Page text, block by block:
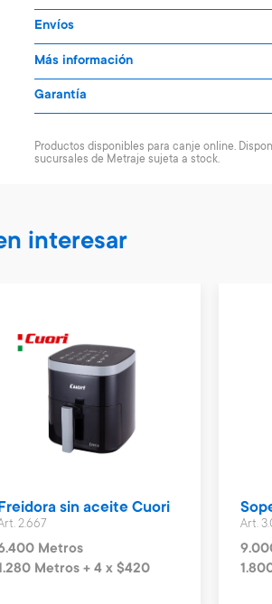
Envíos
Más información
Garantía
Productos disponibles para canje online.
sucursales de Metraje sujeta a stock.
interesar
sin aceite Cuori
2.667
Metros
Metros + 4 x $420
Art.